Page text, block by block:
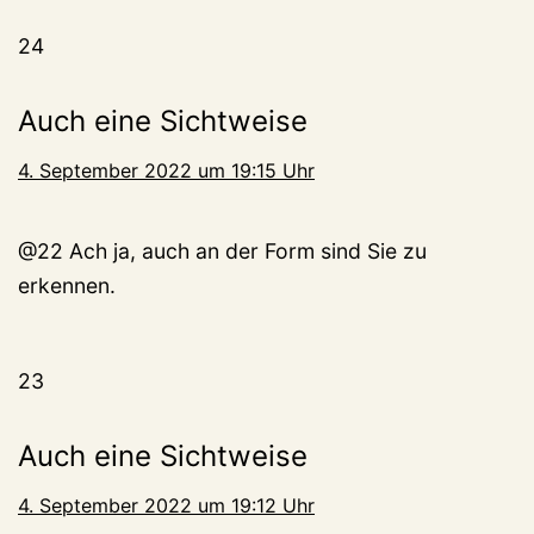
24
Auch eine Sichtweise
4. September 2022 um 19:15 Uhr
@22 Ach ja, auch an der Form sind Sie zu
erkennen.
23
Auch eine Sichtweise
4. September 2022 um 19:12 Uhr